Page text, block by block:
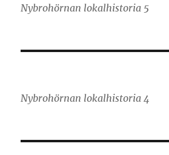
Nybrohörnan lokalhistoria 5
Nybrohörnan lokalhistoria 4